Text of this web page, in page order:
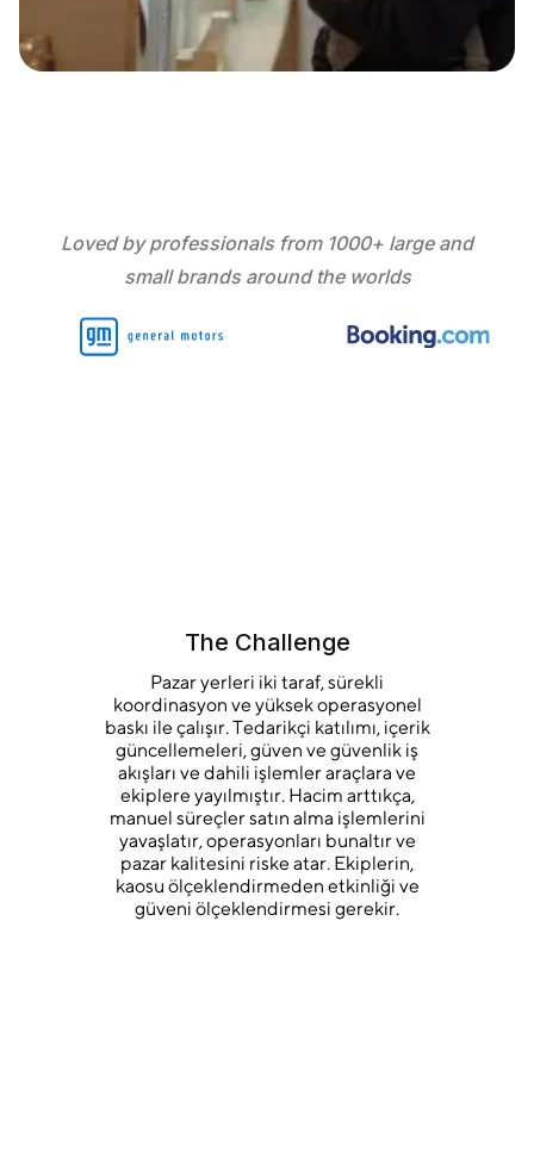
Loved by professionals from 1000+ large and
small brands around the worlds
The Challenge
Pazar yerleri iki taraf, sürekli
koordinasyon ve yüksek operasyonel
baskı ile çalışır. Tedarikçi katılımı, içerik
güncellemeleri, güven ve güvenlik iş
akışları ve dahili işlemler araçlara ve
ekiplere yayılmıştır. Hacim arttıkça,
manuel süreçler satın alma işlemlerini
yavaşlatır, operasyonları bunaltır ve
pazar kalitesini riske atar. Ekiplerin,
kaosu ölçeklendirmeden etkinliği ve
güveni ölçeklendirmesi gerekir.